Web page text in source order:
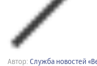
Автор: Служба новостей